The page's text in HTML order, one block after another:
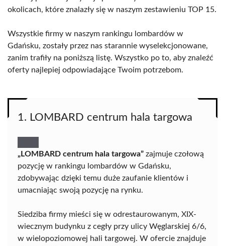
okolicach, które znalazły się w naszym zestawieniu TOP 15.
Wszystkie firmy w naszym rankingu lombardów w
Gdańsku, zostały przez nas starannie wyselekcjonowane,
zanim trafiły na poniższą listę. Wszystko po to, aby znaleźć
oferty najlepiej odpowiadające Twoim potrzebom.
1. LOMBARD centrum hala targowa
„LOMBARD centrum hala targowa” zajmuje czołową
pozycję w rankingu lombardów w Gdańsku,
zdobywając dzięki temu duże zaufanie klientów i
umacniając swoją pozycję na rynku.
Siedziba firmy mieści się w odrestaurowanym, XIX-
wiecznym budynku z cegły przy ulicy Węglarskiej 6/6,
w wielopoziomowej hali targowej. W ofercie znajduje